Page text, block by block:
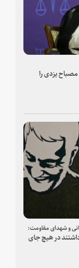
یزدی را
و شهدای مقاومت:
در هیچ جای